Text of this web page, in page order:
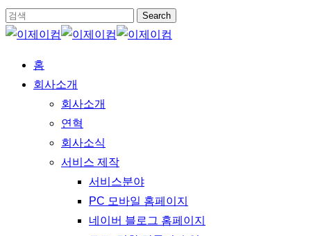
Skip
to
content
Search
Close
Menu
홈
회사소개
회사소개
연혁
회사소식
서비스 제작
서비스분야
PC 모바일 홈페이지
네이버 블로그 홈페이지